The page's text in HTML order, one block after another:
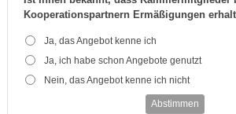
Kooperationspartnern Ermäßigungen
Ja, das Angebot kenne ich
Ja, ich habe schon Angebote genutzt
Nein, das Angebot kenne ich nicht
Abstimmen